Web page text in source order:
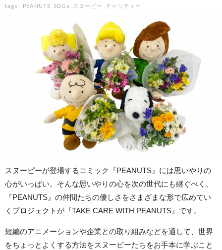
tags : PEANUTS SDGs スヌーピー チャリティー
スヌーピーが登場するコミック『PEANUTS』には思いやりの
心がいっぱい。そんな思いやりの心を次の世代にも継ぐべく、
『PEANUTS』の仲間たちの優しさをさまざまな形で広めてい
くプロジェクトが『TAKE CARE WITH PEANUTS』です。
短編のアニメーションや企業との取り組みなどを通して、世界
をちょっとよくする方法をスヌーピーたちをお手本に学ぶこと